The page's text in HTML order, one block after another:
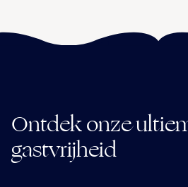
Ontdek onze
gastvrijheid